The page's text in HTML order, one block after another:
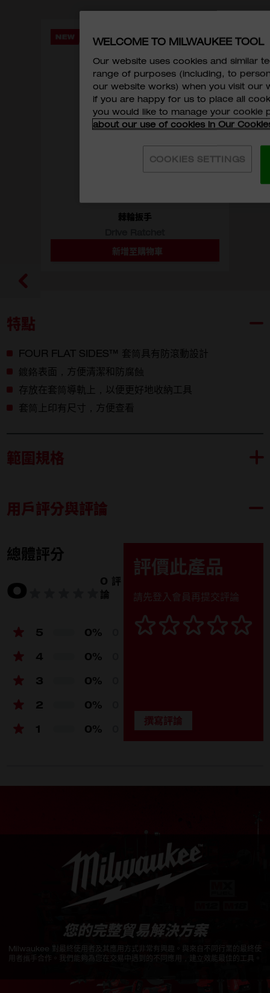
棘輪扳手
48-22-901448-22-90384932471865
新增至購物車
活
特點
FOUR FLAT SIDES™ 套筒具有防滾動設計
鍍鉻表面，方便清潔和防腐蝕
存放在套筒導軌上，以便更好地收納工具
套筒上印有尺寸，方便查看
範圍規格
內容物
10mm (1)
11mm (1)
12mm (1)
13mm (1)
16mm (1)
17mm (1)
Storage rail (1)
用戶評分與評論
總體評分
0
0 評
論
5 0%
4 0%
3 0%
2 0%
1 0%
評價此產品
請先登入會員再提交評論
您的完整貿易解決方案
Milwaukee 對最終使用者及其應用方式非常有興趣。與來自不同行業的最終使
用者攜手合作。我們能夠為您在交易中遇到的不同應用，建立效能最佳的工具。
WELCOME TO MILWAUKEE TOOL
Our website uses cookies and similar
range of purposes (including, to
our website works) when you visit our
if you are happy for us to place all
you would like to manage your cookie
about our use of cookies in Our
COOKIES SETTINGS